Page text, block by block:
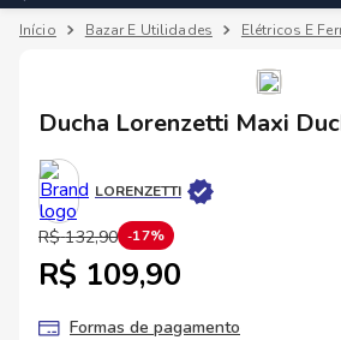
CUPOM DE DESCONTO
Bazar E Utilidades Elétricos E
Ducha Lorenzetti Maxi
LORENZETTI
R$ 132,90 17%
R$ 109,90
Formas de pagamento
3º
cerveja
4º
carne
5º arroz